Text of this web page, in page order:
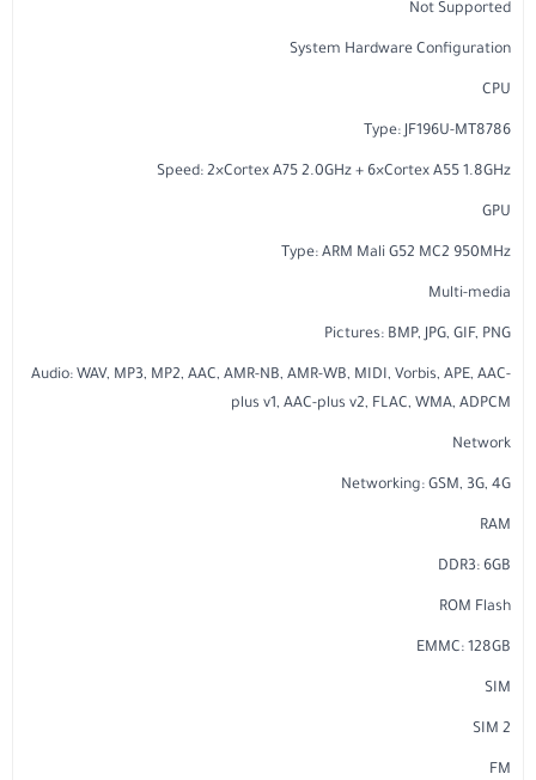
Not Supported
System Hardware Configuration
CPU
Type: JF196U-MT8786
Speed: 2×Cortex A75 2.0GHz + 6×Cortex A55 1.8GHz
GPU
Type: ARM Mali G52 MC2 950MHz
Multi-media
Pictures: BMP, JPG, GIF, PNG
Audio: WAV, MP3, MP2, AAC, AMR-NB, AMR-WB, MIDI, Vorbis, APE, AAC-
plus v1, AAC-plus v2, FLAC, WMA, ADPCM
Network
Networking: GSM, 3G, 4G
RAM
DDR3: 6GB
ROM Flash
EMMC: 128GB
SIM
2 SIM
FM